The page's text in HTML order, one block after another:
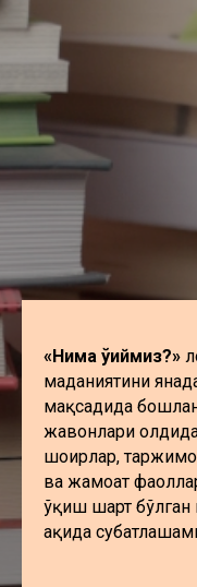
«Нима ўқиймиз?»
маданиятини
мақсадида
жавонлари
шоирлар,
ва жамоат
ўқиш шарт бўлган
ҳақида